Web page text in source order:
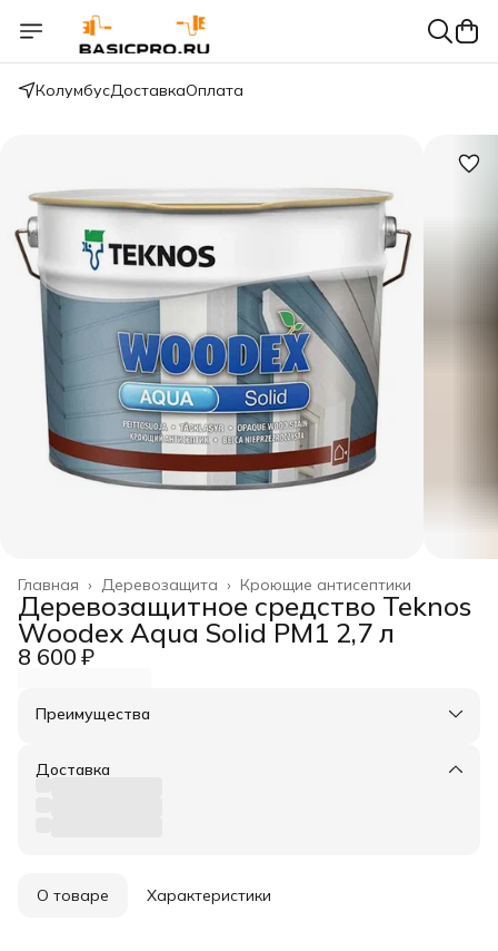
КолумбусДоставкаОплата
Кроющие антисептики
Деревозащита ›
Главная ›
Деревозащитное средство Teknos
Woodex Aqua Solid РМ1 2,7 л
8 600 ₽
Преимущества
Оплата частями в Сплит
Удобный возврат
Доставка
О товаре Характеристики